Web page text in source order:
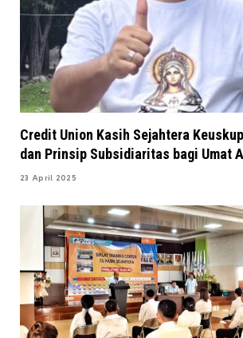
Credit Union Kasih Sejahtera
dan Prinsip Subsidiaritas bagi Umat
23 April 2025